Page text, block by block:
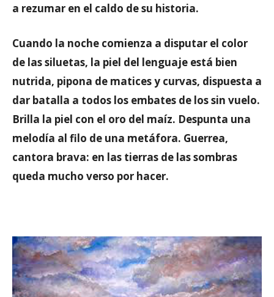
a rezumar en el caldo de su historia.
Cuando la noche comienza a disputar el color
de las siluetas, la piel del lenguaje está bien
nutrida, pipona de matices y curvas, dispuesta a
dar batalla a todos los embates de los sin vuelo.
Brilla la piel con el oro del maíz. Despunta una
melodía al filo de una metáfora. Guerrea,
cantora brava: en las tierras de las sombras
queda mucho verso por hacer.